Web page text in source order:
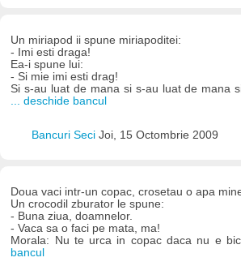
Un miriapod ii spune miriapoditei:
- Imi esti draga!
Ea-i spune lui:
- Si mie imi esti drag!
Si s-au luat de mana si s-au luat de mana
... deschide bancul
Bancuri Seci Joi, 15 Octombrie 2009
Doua vaci intr-un copac, crosetau o apa
Un crocodil zburator le spune:
- Buna ziua, doamnelor.
- Vaca sa o faci pe mata, ma!
Morala: Nu te urca in copac daca nu e
bancul